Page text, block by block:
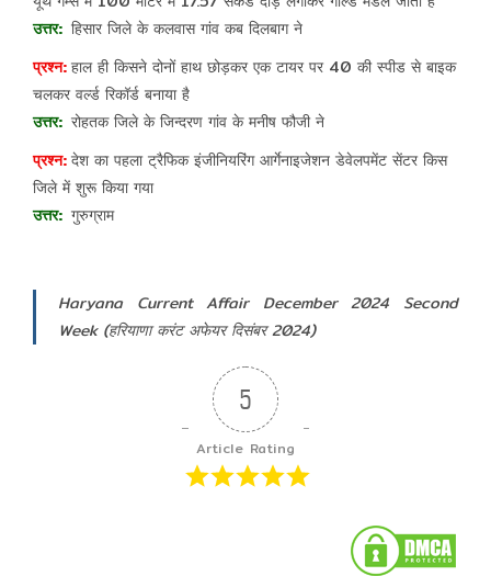
हिसार जिले के कलवास गांव कब दिलबाग ने
हाल ही किसने दोनों हाथ छोड़कर एक टायर पर 40 की स्पीड से बाइक
चलकर वर्ल्ड रिकॉर्ड बनाया है
रोहतक जिले के जिन्दरण गांव के मनीष फौजी ने
देश का पहला ट्रैफिक इंजीनियरिंग आर्गेनाइजेशन डेवेलपमेंट सेंटर किस
जिले में शुरू किया गया
गुरुग्राम
Haryana Current Affair December 2024 Second
Week (हरियाणा करंट अफेयर दिसंबर 2024)
5
Article Rating